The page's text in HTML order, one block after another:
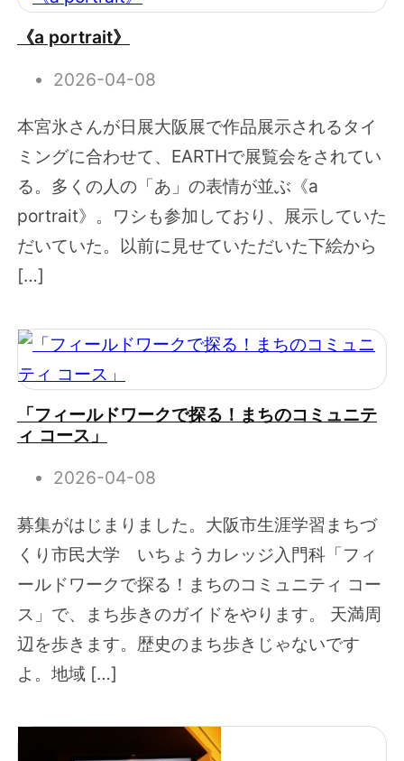
《a portrait》
2026-04-08
本宮氷さんが日展大阪展で作品展示されるタイ
ミングに合わせて、EARTHで展覧会をされてい
る。多くの人の「あ」の表情が並ぶ《a
portrait》。ワシも参加しており、展示していた
だいていた。以前に見せていただいた下絵から
[…]
「フィールドワークで探る！まちのコミュニテ
ィ コース」
2026-04-08
募集がはじまりました。大阪市生涯学習まちづ
くり市民大学 いちょうカレッジ入門科「フィ
ールドワークで探る！まちのコミュニティ コー
ス」で、まち歩きのガイドをやります。 天満周
辺を歩きます。歴史のまち歩きじゃないです
よ。地域 […]